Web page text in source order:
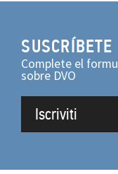
Complete el
sobre DVO
Iscriviti